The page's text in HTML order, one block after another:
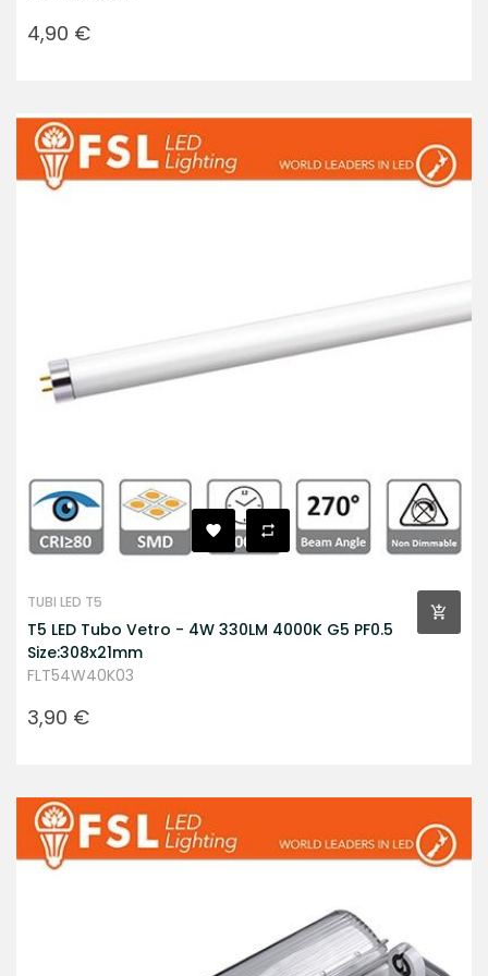
Prezzo
4,90 €
TUBI LED T5
T5 LED Tubo Vetro - 4W 330LM 4000K G5 PF0.5
Size:308x21mm
FLT54W40K03
Prezzo
3,90 €